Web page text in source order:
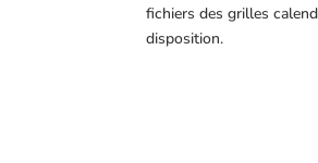
fichiers des grilles
disposition.